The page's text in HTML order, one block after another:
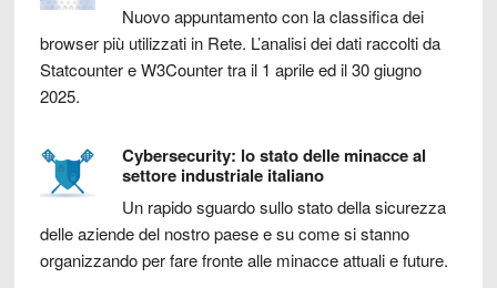
Nuovo appuntamento con la classifica dei
browser più utilizzati in Rete. L’analisi dei dati raccolti da
Statcounter e W3Counter tra il 1 aprile ed il 30 giugno
2025.
Cybersecurity: lo stato delle minacce al
settore industriale italiano
Un rapido sguardo sullo stato della sicurezza
delle aziende del nostro paese e su come si stanno
organizzando per fare fronte alle minacce attuali e future.